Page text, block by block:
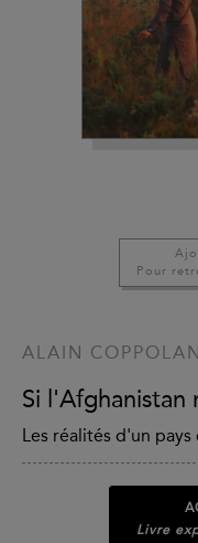
Pour
ALAIN
Si
Les réalités d'un
Livre